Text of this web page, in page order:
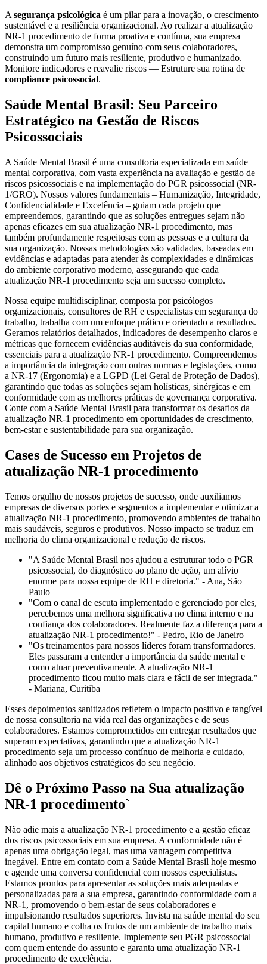
Asegurança psicológica é um pilar para a inovação, o crescimento
sustentável e a resiliência organizacional. Ao realizar a atualização
NR-1 procedimento de forma proativa e contínua, sua empresa
demonstra um compromisso genuíno com seus colaboradores,
construindo um futuro mais resiliente, produtivo e humanizado.
Monitore indicadores e reavalie riscos — Estruture sua rotina de
compliance psicossocial.
Saúde Mental Brasil: Seu Parceiro
Estratégico na Gestão de Riscos
Psicossociais
A Saúde Mental Brasil é uma consultoria especializada em saúde
mental corporativa, com vasta experiência na avaliação e gestão de
riscos psicossociais e na implementação do PGR psicossocial (NR-
1/GRO). Nossos valores fundamentais – Humanização, Integridade,
Confidencialidade e Excelência – guiam cada projeto que
empreendemos, garantindo que as soluções entregues sejam não
apenas eficazes em sua atualização NR-1 procedimento, mas
também profundamente respeitosas com as pessoas e a cultura da
sua organização. Nossas metodologias são validadas, baseadas em
evidências e adaptadas para atender às complexidades e dinâmicas
do ambiente corporativo moderno, assegurando que cada
atualização NR-1 procedimento seja um sucesso completo.
Nossa equipe multidisciplinar, composta por psicólogos
organizacionais, consultores de RH e especialistas em segurança do
trabalho, trabalha com um enfoque prático e orientado a resultados.
Geramos relatórios detalhados, indicadores de desempenho claros e
métricas que fornecem evidências auditáveis da sua conformidade,
essenciais para a atualização NR-1 procedimento. Compreendemos
a importância da integração com outras normas e legislações, como
a NR-17 (Ergonomia) e a LGPD (Lei Geral de Proteção de Dados),
garantindo que todas as soluções sejam holísticas, sinérgicas e em
conformidade com as melhores práticas de governança corporativa.
Conte com a Saúde Mental Brasil para transformar os desafios da
atualização NR-1 procedimento em oportunidades de crescimento,
bem-estar e sustentabilidade para sua organização.
Cases de Sucesso em Projetos de
atualização NR-1 procedimento
Temos orgulho de nossos projetos de sucesso, onde auxiliamos
empresas de diversos portes e segmentos a implementar e otimizar a
atualização NR-1 procedimento, promovendo ambientes de trabalho
mais saudáveis, seguros e produtivos. Nosso impacto se traduz em
melhoria do clima organizacional e redução de riscos.
"A Saúde Mental Brasil nos ajudou a estruturar todo o PGR
psicossocial, do diagnóstico ao plano de ação, um alívio
enorme para nossa equipe de RH e diretoria." - Ana, São
Paulo
"Com o canal de escuta implementado e gerenciado por eles,
percebemos uma melhora significativa no clima interno e na
confiança dos colaboradores. Realmente faz a diferença para a
atualização NR-1 procedimento!" - Pedro, Rio de Janeiro
"Os treinamentos para nossos líderes foram transformadores.
Eles passaram a entender a importância da saúde mental e
como atuar preventivamente. A atualização NR-1
procedimento ficou muito mais clara e fácil de ser integrada."
- Mariana, Curitiba
Esses depoimentos sanitizados refletem o impacto positivo e tangível
de nossa consultoria na vida real das organizações e de seus
colaboradores. Estamos comprometidos em entregar resultados que
superam expectativas, garantindo que a atualização NR-1
procedimento seja um processo contínuo de melhoria e cuidado,
alinhado aos objetivos estratégicos do seu negócio.
Dê o Próximo Passo na Sua atualização
NR-1 procedimento`
Não adie mais a atualização NR-1 procedimento e a gestão eficaz
dos riscos psicossociais em sua empresa. A conformidade não é
apenas uma obrigação legal, mas uma vantagem competitiva
inegável. Entre em contato com a Saúde Mental Brasil hoje mesmo
e agende uma conversa confidencial com nossos especialistas.
Estamos prontos para apresentar as soluções mais adequadas e
personalizadas para a sua empresa, garantindo conformidade com a
NR-1, promovendo o bem-estar de seus colaboradores e
impulsionando resultados superiores. Invista na saúde mental do seu
capital humano e colha os frutos de um ambiente de trabalho mais
humano, produtivo e resiliente. Implemente seu PGR psicossocial
com quem entende do assunto e garanta uma atualização NR-1
procedimento de excelência.